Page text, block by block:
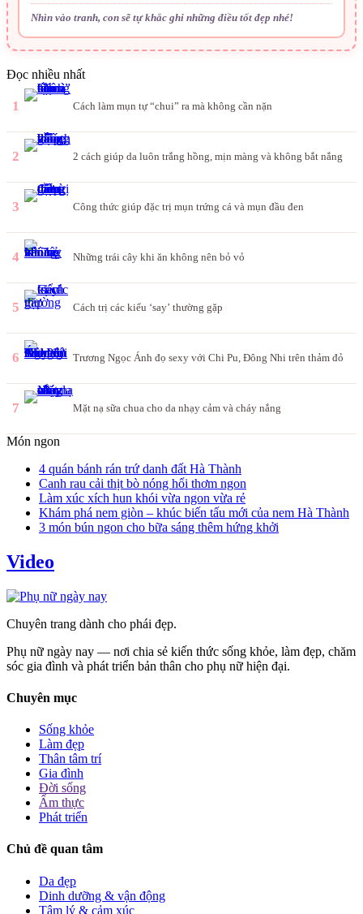
Nhìn vào tranh, con sẽ tự khắc ghi những điều tốt đẹp nhé!
Đọc nhiều nhất
1 Cách làm mụn tự “chui” ra mà không cần nặn
2 2 cách giúp da luôn trắng hồng, mịn màng và không bắt nắng
3 Công thức giúp đặc trị mụn trứng cá và mụn đầu đen
4 Những trái cây khi ăn không nên bỏ vỏ
5 Cách trị các kiểu ‘say’ thường gặp
6 Trương Ngọc Ánh đọ sexy với Chi Pu, Đông Nhi trên thảm đỏ
7 Mặt nạ sữa chua cho da nhạy cảm và cháy nắng
Món ngon
4 quán bánh rán trứ danh đất Hà Thành
Canh rau cải thịt bò nóng hổi thơm ngon
Làm xúc xích hun khói vừa ngon vừa rẻ
Khám phá nem giòn – khúc biến tấu mới của nem Hà Thành
3 món bún ngon cho bữa sáng thêm hứng khởi
Video
Chuyên trang dành cho phái đẹp.
Phụ nữ ngày nay — nơi chia sẻ kiến thức sống khỏe, làm đẹp, chăm
sóc gia đình và phát triển bản thân cho phụ nữ hiện đại.
Chuyên mục
Sống khỏe
Làm đẹp
Thân tâm trí
Gia đình
Đời sống
Ẩm thực
Phát triển
Chủ đề quan tâm
Da đẹp
Dinh dưỡng & vận động
Tâm lý & cảm xúc